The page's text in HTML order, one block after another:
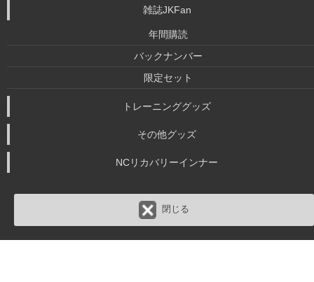
雑誌JKFan
年間購読
バックナンバー
限定セット
トレーニンググッズ
その他グッズ
NCリカバリーインナー
閉じる